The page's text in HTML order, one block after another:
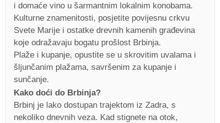
i domaće vino u šarmantnim lokalnim konobama.
Kulturne znamenitosti, posjetite povijesnu crkvu
Svete Marije i ostatke drevnih kamenih građevina
koje odražavaju bogatu prošlost Brbinja.
Plaže i kupanje, opustite se u skrovitim uvalama i
šljunčanim plažama, savršenim za kupanje i
sunčanje.
Kako doći do Brbinja?
Brbinj je lako dostupan trajektom iz Zadra, s
nekoliko dnevnih veza. Kad stignete na otok,